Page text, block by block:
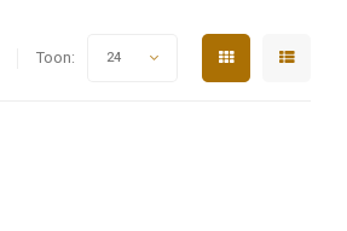
Toon: 24